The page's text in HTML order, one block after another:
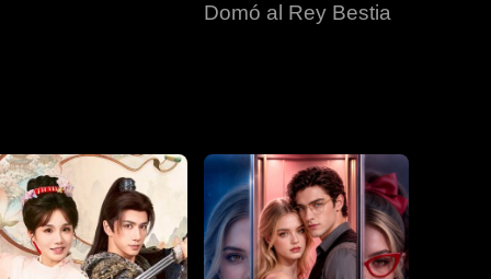
Domó al Rey Bestia